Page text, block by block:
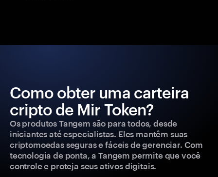
Como obter uma carteira
cripto de Mir Token?
Os produtos Tangem são para todos, desde
iniciantes até especialistas. Eles mantêm suas
criptomoedas seguras e fáceis de gerenciar. Com
tecnologia de ponta, a Tangem permite que você
controle e proteja seus ativos digitais.